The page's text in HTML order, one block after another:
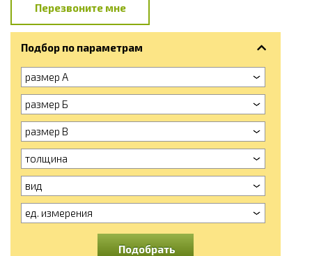
Перезвоните мне
Подбор по параметрам
размер А
размер Б
размер В
толщина
вид
ед. измерения
Подобрать